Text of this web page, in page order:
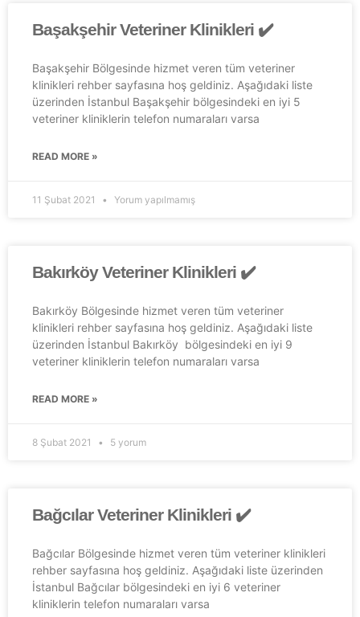
Başakşehir Veteriner Klinikleri ✔️
Başakşehir Bölgesinde hizmet veren tüm veteriner
klinikleri rehber sayfasına hoş geldiniz. Aşağıdaki liste
üzerinden İstanbul Başakşehir bölgesindeki en iyi 5
veteriner kliniklerin telefon numaraları varsa
READ MORE »
11 Şubat 2021 Yorum yapılmamış
Bakırköy Veteriner Klinikleri ✔️
Bakırköy Bölgesinde hizmet veren tüm veteriner
klinikleri rehber sayfasına hoş geldiniz. Aşağıdaki liste
üzerinden İstanbul Bakırköy bölgesindeki en iyi 9
veteriner kliniklerin telefon numaraları varsa
READ MORE »
8 Şubat 2021 5 yorum
Bağcılar Veteriner Klinikleri ✔️
Bağcılar Bölgesinde hizmet veren tüm veteriner klinikleri
rehber sayfasına hoş geldiniz. Aşağıdaki liste üzerinden
İstanbul Bağcılar bölgesindeki en iyi 6 veteriner
kliniklerin telefon numaraları varsa